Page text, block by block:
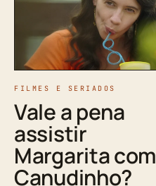
FILMES E SERIADOS
Vale a pena
assistir
Margarita com
Canudinho?